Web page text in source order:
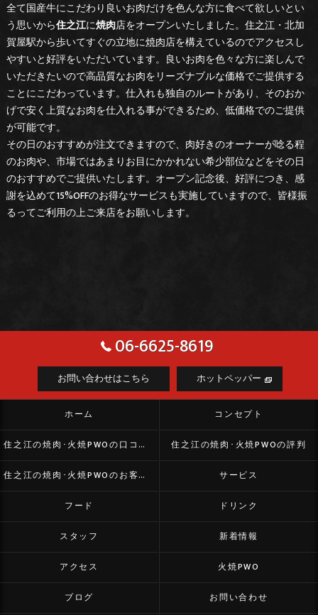
全て国産牛にこだわり良いお肉だけを色んな方に食べて欲しいとい
う思いから住之江に焼肉店をオープンいたしました。 住之江・北加
賀屋駅から歩いてすぐの立地に焼肉店を構えているのでアクセスし
やすいと好評をいただいています。良いお肉を色々な方に楽しんで
いただきたいので高品質なお肉をリーズナブルな価格でご提供する
ことにこだわっています。仕入れも独自のルートがあり、そのおか
げで安く上質なお肉を仕入れる事ができるため、低価格でのご提供
が可能です。
その日のおすすめが注文できますので、肉好きのオーナーが唸る程
のお肉や、市場ではあまりお目にかかれない希少部位などをその日
のおすすめでご提供いたします。オープン記念後、好評につき、感
謝を込めて15%OFFのお得なサービスも実施していますので、皆様振
るってご利用の上ご来店をお願いします。
06-6625-8619
お問い合わせはこちら ホットペッパー
ホーム コンセプト
住之江の焼肉･火焼PWOの口コミ情報 住之江の焼肉･火焼PWOの評判
住之江の焼肉･火焼PWOのお客様の声 サービス
フード ドリンク
スタッフ 新着情報
アクセス 火焼PWO
ブログ お問い合わせ